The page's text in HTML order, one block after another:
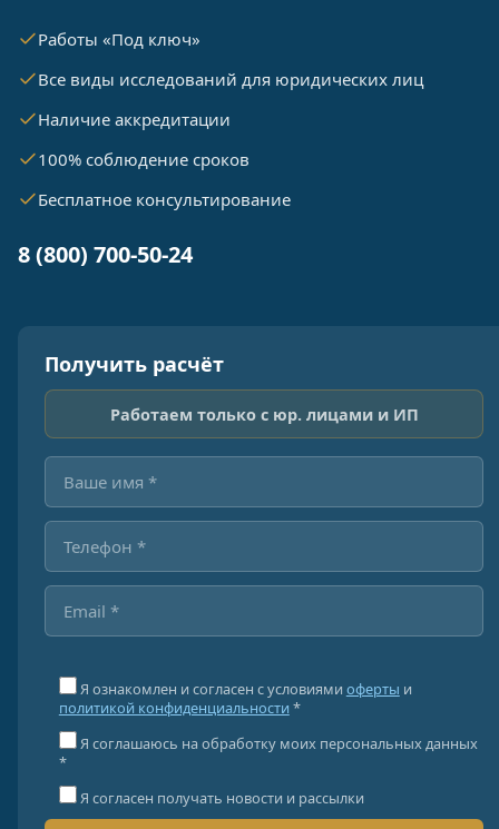
Работы «Под ключ»
Все виды исследований для юридических лиц
Наличие аккредитации
100% соблюдение сроков
Бесплатное консультирование
8 (800) 700-50-24
Получить расчёт
Работаем только с юр. лицами и ИП
Я ознакомлен и согласен с условиями оферты и
политикой конфиденциальности *
Я соглашаюсь на обработку моих персональных данных
*
Я согласен получать новости и рассылки